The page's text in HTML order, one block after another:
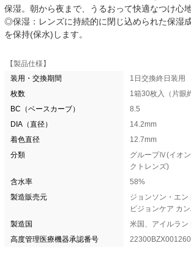
保湿。朝から夜まで、うるおって快適なつけ心
◎保湿：レンズに持続的に閉じ込められた保湿
を保持(保水)します。
【製品仕様】
装用・交換期間
1日交換終日装用
枚数
1箱30枚入（片眼
BC（ベースカーブ）
8.5
DIA（直径）
14.2mm
着色直径
12.7mm
分類
グループⅣ(イオ
クトレンズ)
含水率
58%
製造販売元
ジョンソン・エ
ビジョンケア カ
製造国
米国、アイルラン
高度管理医療機器承認番号